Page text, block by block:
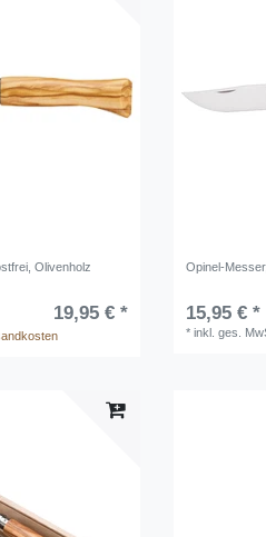
Olivenholz
19,95 € *
Opinel-
15,95 € *
*inkl. ges.